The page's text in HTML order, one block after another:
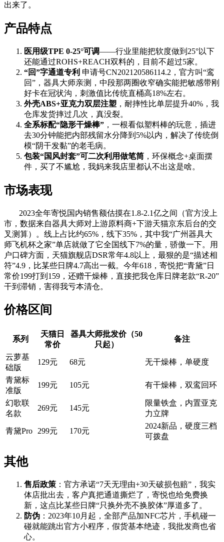
出来了。
产品特点
医用级TPE 0-25°可调——行业里能把软度做到25°以下
还能通过ROHS+REACH双料的，目前不超过5家。
“回”字通道专利 申请号CN202120586114.2，官方叫“鸾
回”，器具大师亲测，中段那两圈收窄确实能把敏感带刚
好卡在冠状沟，刺激值比传统直桶高18%左右。
外壳ABS+亚克力双层注塑 ，耐摔性比单层提升40%，我
仓库发货摔过几次，真没裂。
全系标配“隐形干燥棒” ，一根看似塑料棒的玩意，插进
去30分钟能把内部残留水分降到5%以内，解决了传统倒
模“阴干发黏”的老毛病。
包装“国风封套”可二次利用做笔筒 ，环保概念+桌面摆
件，买了不尴尬，我妈来我店里都认不出这是啥。
市场表现
2023全年寄悦国内销售额估摸在1.8-2.1亿之间（官方没上
市，数据来自器具大师对上游原料商+下游天猫京东后台的交
叉测算）。线上占比约65%，线下35%，其中我“广州器具大
师飞机杯之家”单店就做了它全国线下7%的量，骄傲一下。用
户口碑方面，天猫旗舰店DSR常年4.8以上，最狠的是“描述相
符”4.9，比某些日牌4.7高出一截。今年618，寄悦把“青黛”日
常价199打到159，还赠干燥棒，直接把我仓库日牌老款“R-20”
干到滞销，害得我亏本清仓。
价格区间
系列
天猫日
常价
器具大师批发价（50
只起）
备注
云萝基
础版
129元 68元 无干燥棒，单硬度
青黛标
准版
199元 105元 有干燥棒，双鸾回环
幻歌联
名款
269元 145元
限量铁盒，内置亚克
力立牌
青黛Pro 299元 170元
2024新品，硬度三档
可拨盘
其他
售后政策 ：官方承诺“7天无理由+30天破损包赔”，我实
体店批出去，客户真把通道撕烂了，寄悦也给免费换
新，这点比某些日牌“只换外壳不换胶体”厚道多了。
防伪 ：2023年10月起，全部产品加NFC芯片，手机碰一
碰就能跳出官方小程序，假货基本绝迹，我批发商也省
心。